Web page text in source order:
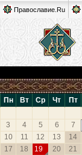
Православие.Ru
Пн Вт Ср Чт Пт
3
4 5 6 7
10
11 12 13 14
17
18 19 20 21